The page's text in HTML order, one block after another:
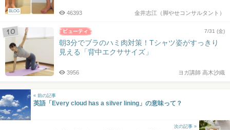
BLOG 金井志江（脚やせコンサルタント）
46393
7/31 (金)
朝3分でブラのハミ肉対策！Tシャツ姿がすっきり
見える「背中エクササイズ」
ヨガ講師 高木沙織
3956
« 前の記事
英語「Every cloud has a silver lining」の意味って？
次の記事 »